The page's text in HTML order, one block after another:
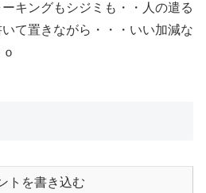
キングもシジミも・・人の遣る
て置きながら・・・いい加減な
トを書き込む